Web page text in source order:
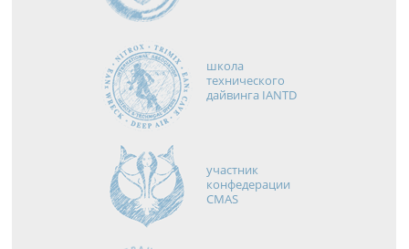
школа
технического
дайвинга IANTD
участник
конфедерации
CMAS